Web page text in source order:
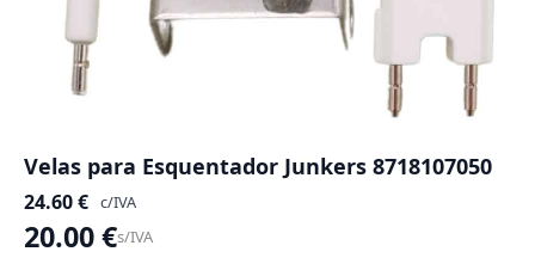
Velas para Esquentador Junkers 8718107050
24.60€ c/IVA
20.00€s/IVA